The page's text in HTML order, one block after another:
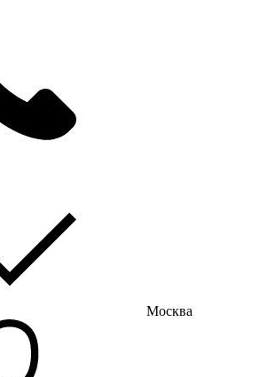
Москва